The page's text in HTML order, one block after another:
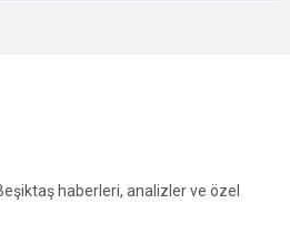
haberleri, analizler ve özel